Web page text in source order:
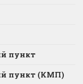
пункт
пункт (КМП)